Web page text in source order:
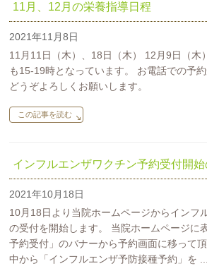
11月、12月の栄養指導日程
2021年11月8日
11月11日（木）、18日（木） 12月9日（木
も15-19時となっています。 お電話での予約
どうぞよろしくお願いします。
この記事を読む
インフルエンザワクチン予約受付開
2021年10月18日
10月18日より当院ホームページからインフ
の受付を開始します。 当院ホームページに
予約受付」のバナーから予約画面に移って
中から「インフルエンザ予防接種予約」を ...